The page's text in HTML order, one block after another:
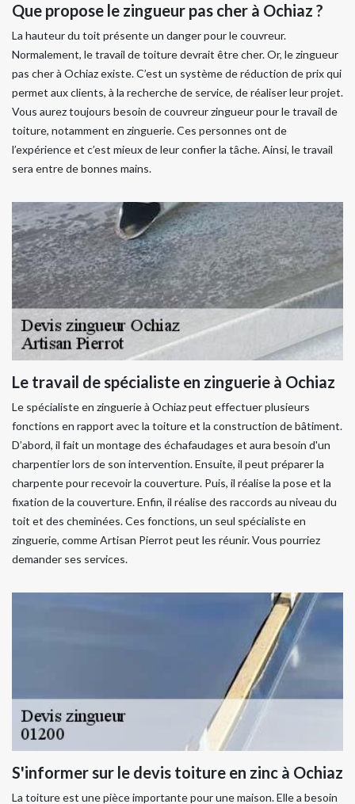
Que propose le zingueur pas cher à Ochiaz ?
La hauteur du toit présente un danger pour le couvreur.
Normalement, le travail de toiture devrait être cher. Or, le zingueur
pas cher à Ochiaz existe. C’est un système de réduction de prix qui
permet aux clients, à la recherche de service, de réaliser leur projet.
Vous aurez toujours besoin de couvreur zingueur pour le travail de
toiture, notamment en zinguerie. Ces personnes ont de
l’expérience et c’est mieux de leur confier la tâche. Ainsi, le travail
sera entre de bonnes mains.
Le travail de spécialiste en zinguerie à Ochiaz
Le spécialiste en zinguerie à Ochiaz peut effectuer plusieurs
fonctions en rapport avec la toiture et la construction de bâtiment.
D’abord, il fait un montage des échafaudages et aura besoin d'un
charpentier lors de son intervention. Ensuite, il peut préparer la
charpente pour recevoir la couverture. Puis, il réalise la pose et la
fixation de la couverture. Enfin, il réalise des raccords au niveau du
toit et des cheminées. Ces fonctions, un seul spécialiste en
zinguerie, comme Artisan Pierrot peut les réunir. Vous pourriez
demander ses services.
S'informer sur le devis toiture en zinc à Ochiaz
La toiture est une pièce importante pour une maison. Elle a besoin